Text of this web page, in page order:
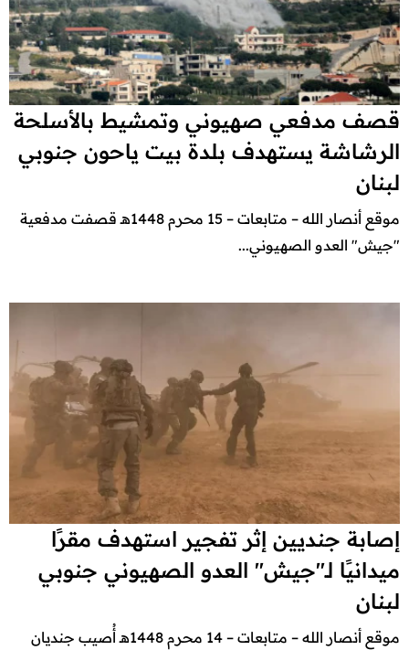
قصف مدفعي صهيوني وتمشيط بالأسلحة
الرشاشة يستهدف بلدة بيت ياحون جنوبي
لبنان
موقع أنصار الله – متابعات – 15 محرم 1448هـ قصفت مدفعية
"جيش" العدو الصهيوني...
إصابة جنديين إثر تفجير استهدف مقرًا
ميدانيًا لـ"جيش" العدو الصهيوني جنوبي
لبنان
موقع أنصار الله – متابعات – 14 محرم 1448هـ أُصيب جنديان